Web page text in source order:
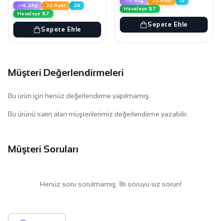
4.24g 22 Ayar
24
Havaleye %7
Sepete Ekle
Havaleye %7
Sepete Ekle
Müşteri Değerlendirmeleri
Bu ürün için henüz değerlendirme yapılmamış.
Bu ürünü satın alan müşterilerimiz değerlendirme yazabilir.
Müşteri Soruları
Henüz soru sorulmamış. İlk soruyu siz sorun!